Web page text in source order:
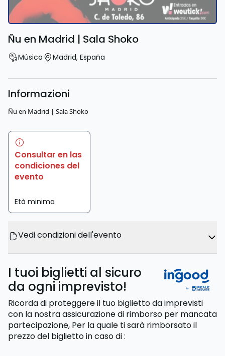
Ñu en Madrid | Sala Shoko
Música Madrid, España
Informazioni
Ñu en Madrid | Sala Shoko
Consultar en las
condiciones del
evento
Età minima
Vedi condizioni dell'evento
I tuoi biglietti al sicuro
da ogni imprevisto!
Ricorda di proteggere il tuo biglietto da imprevisti
con la nostra assicurazione di rimborso per mancata
partecipazione, Per la quale ti sarà rimborsato il
prezzo del bigliettoin caso di: